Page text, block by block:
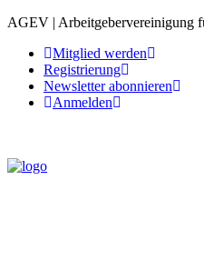
AGEV | Arbeitgebervereinigung
Mitglied werden
Registrierung
Newsletter abonnieren
Anmelden